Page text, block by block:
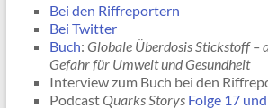
Bei den Riffreportern
Bei Twitter
Buch: Globale Überdosis Stickstoff –
Gefahr für Umwelt und Gesundheit
Interview zum Buch bei den
PodcastQuarks Storys Folge 17